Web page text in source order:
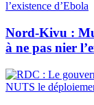
Nord-Kivu :
à ne pas nier